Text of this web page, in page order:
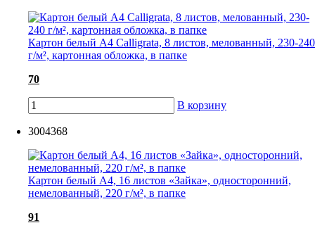
Картон белый А4 Calligrata, 8 листов, мелованный, 230-240
г/м², картонная обложка, в папке
70
В корзину
3004368
Картон белый А4, 16 листов «Зайка», односторонний,
немелованный, 220 г/м², в папке
91